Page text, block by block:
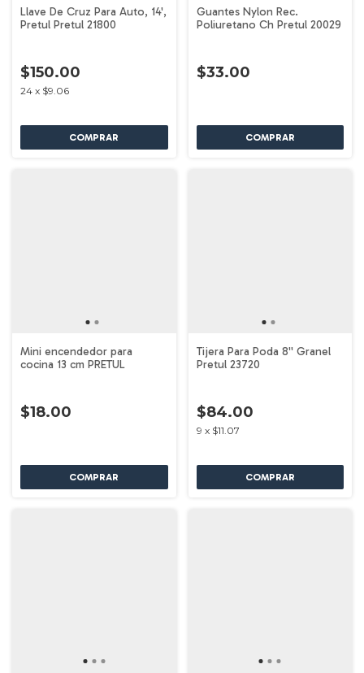
Llave De Cruz Para Auto, 14',
Pretul Pretul 21800
$150.00
24 x $9.06
Guantes Nylon Rec.
Poliuretano Ch Pretul 20029
$33.00
Mini encendedor para
cocina 13 cm PRETUL
$18.00
Tijera Para Poda 8'' Granel
Pretul 23720
$84.00
9 x $11.07